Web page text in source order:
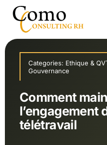
Passer
contenu
Accueil
A propos
Solutions
Blog
Categories: Ethique &
Gouvernance
Comment
l’engagement
télétravail